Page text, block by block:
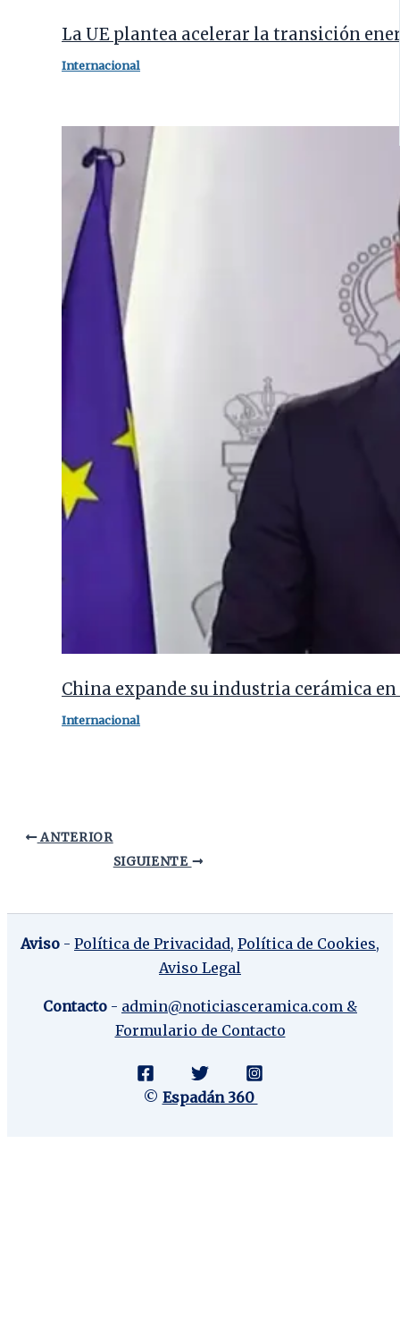
La UE plantea acelerar la transición
Internacional
China expande su industria cerámica
Internacional
ANTERIOR
SIGUIENTE
Aviso - Política de Privacidad, Política de Cookies,
Aviso Legal
Contacto - admin@noticiasceramica.com &
Formulario de Contacto
© Espadán 360